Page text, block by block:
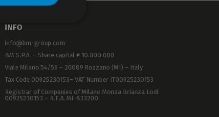
INFO
info@bm-group.com
BM S.P.A. – Share capital € 10.000.000
Viale Milano 54/56 – 20089 Rozzano (MI) – Italy
Tax Code 00925230153– VAT Number IT00925230153
Registrar of Companies of Milano Monza Brianza Lodi
00925230153 – R.E.A. MI-833200